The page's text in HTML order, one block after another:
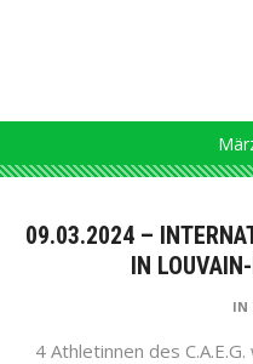
09.03.2024 –
IN
IN
4 Athletinnen des